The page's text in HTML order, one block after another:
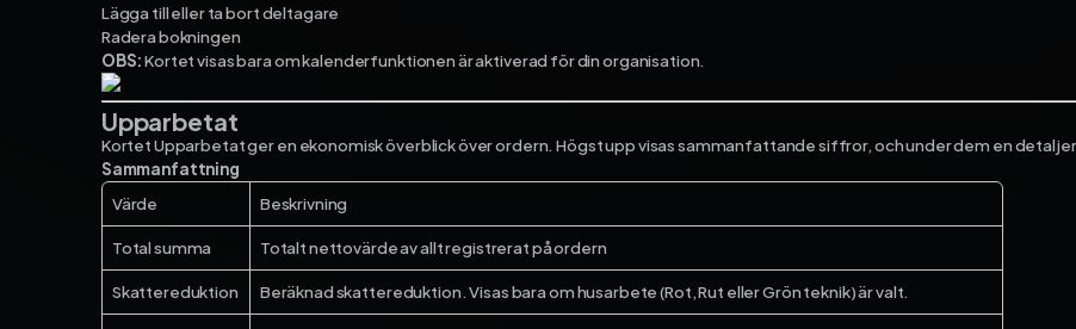
Lägga till eller ta bort deltagare
Radera bokningen
OBS:Kortet visas bara om kalenderfunktionen är aktiverad för din organisation.
Upparbetat
Kortet Upparbetat ger en ekonomisk överblick över ordern. Högst upp visas sammanfattande siffror, och under dem en
Sammanfattning
Värde
Beskrivning
Total summa Totalt nettovärde av allt registrerat på ordern
Skattereduktion Beräknad skattereduktion. Visas bara om husarbete (Rot, Rut eller Grön teknik) är valt.